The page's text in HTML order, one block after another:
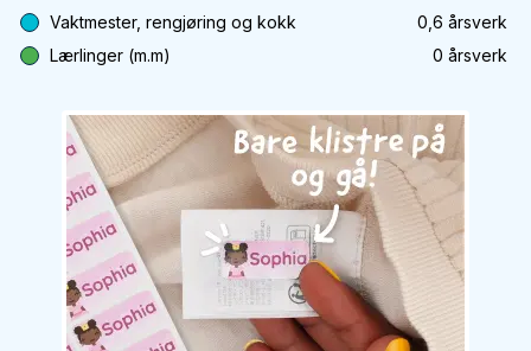
Vaktmester, rengjøring og kokk
0,6 årsverk
Lærlinger (m.m)
0 årsverk